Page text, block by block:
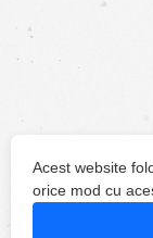
Acest website
orice mod cu